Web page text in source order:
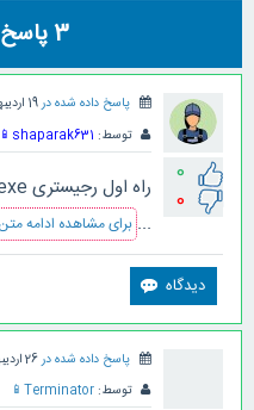
3
0
0
پاسخ داده شده در19 اردیبهشت 1398
توسط: shaparak631
📱
... برای مشاهده ادامه
پاسخ داده شده در26 اردیبهشت 1398
توسط: Terminator
📱